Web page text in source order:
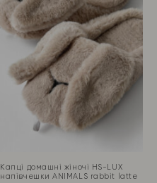
Капці домашні жіночі HS-LUX
напiвчешки ANIMALS rabbit latte